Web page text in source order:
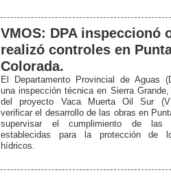
VMOS: DPA inspeccionó
realizó controles en
Colorada.
El Departamento Provincial de Aguas
una inspección técnica en Sierra
del proyecto Vaca Muerta Oil Sur
verificar el desarrollo de las obras en
supervisar el cumplimiento de las
establecidas para la protección de
hídricos.